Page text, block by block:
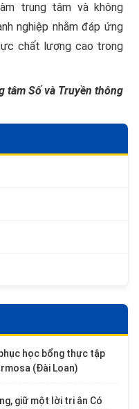
trung tâm và không
nghiệp nhằm đáp ứng
chất lượng cao trong
tâm Số và Truyền thông
học bổng thực tập
(Đài Loan)
giữ một lời tri ân Có